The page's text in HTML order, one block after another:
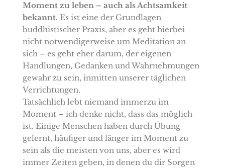
Moment zu leben – auch als Achtsamkeit
bekannt. Es ist eine der Grundlagen
buddhistischer Praxis, aber es geht hierbei
nicht notwendigerweise um Meditation an
sich – es geht eher darum, der eigenen
Handlungen, Gedanken und Wahrnehmungen
gewahr zu sein, inmitten unserer täglichen
Verrichtungen.
Tatsächlich lebt niemand immerzu im
Moment – ich denke nicht, dass das möglich
ist. Einige Menschen haben durch Übung
gelernt, häufiger und länger im Moment zu
sein als die meisten von uns, aber es wird
immer Zeiten geben, in denen du dir Sorgen